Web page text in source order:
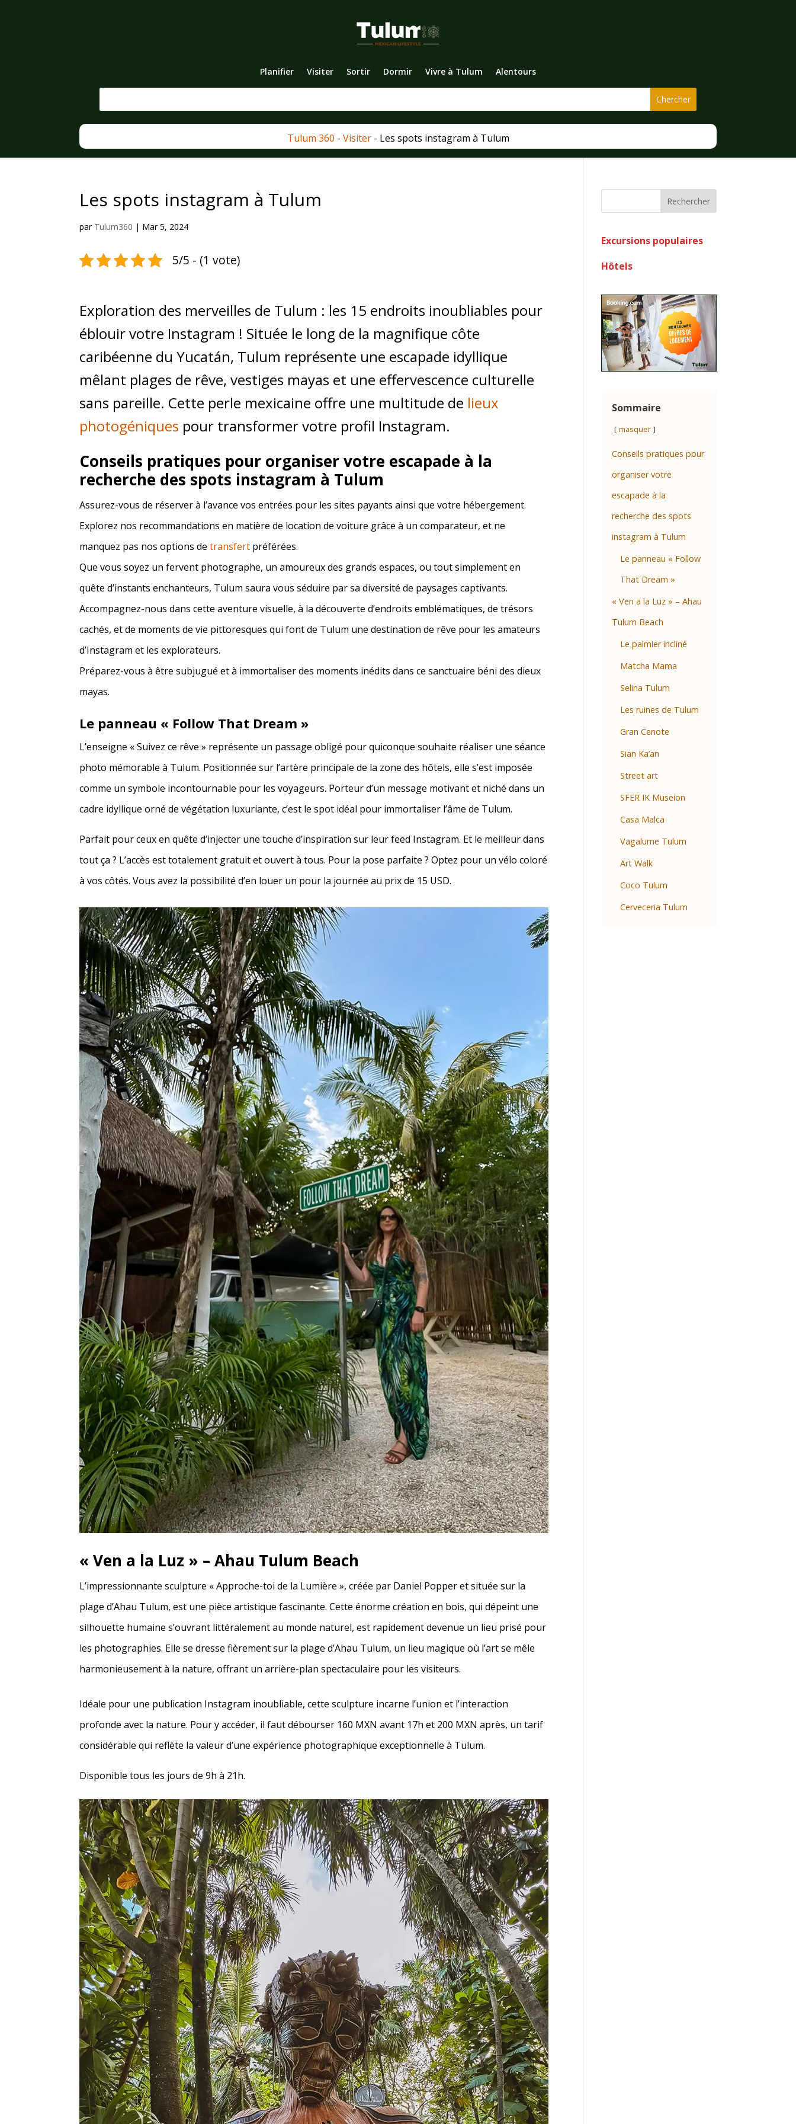
Planifier Visiter Sortir Dormir Vivre à Tulum Alentours
Tulum 360 - Visiter- Les spots instagram à Tulum
Les spots instagram à Tulum
par Tulum360 | Mar 5, 2024
5/5 - (1 vote)
Exploration des merveilles de Tulum : les 15 endroits inoubliables pour
éblouir votre Instagram ! Située le long de la magnifique côte
caribéenne du Yucatán, Tulum représente une escapade idyllique
mêlant plages de rêve, vestiges mayas et une effervescence culturelle
sans pareille. Cette perle mexicaine offre une multitude de lieux
photogéniques pour transformer votre profil Instagram.
Conseils pratiques pour organiser votre escapade à la
recherche des spots instagram à Tulum
Assurez-vous de réserver à l’avance vos entrées pour les sites payants ainsi que votre hébergement.
Explorez nos recommandations en matière de location de voiture grâce à un comparateur, et ne
manquez pas nos options detransfert préférées.
Que vous soyez un fervent photographe, un amoureux des grands espaces, ou tout simplement en
quête d’instants enchanteurs, Tulum saura vous séduire par sa diversité de paysages captivants.
Accompagnez-nous dans cette aventure visuelle, à la découverte d’endroits emblématiques, de trésors
cachés, et de moments de vie pittoresques qui font de Tulum une destination de rêve pour les amateurs
d’Instagram et les explorateurs.
Préparez-vous à être subjugué et à immortaliser des moments inédits dans ce sanctuaire béni des dieux
mayas.
Le panneau « Follow That Dream »
L’enseigne « Suivez ce rêve » représente un passage obligé pour quiconque souhaite réaliser une séance
photo mémorable à Tulum. Positionnée sur l’artère principale de la zone des hôtels, elle s’est imposée
comme un symbole incontournable pour les voyageurs. Porteur d’un message motivant et niché dans un
cadre idyllique orné de végétation luxuriante, c’est le spot idéal pour immortaliser l’âme de Tulum.
Parfait pour ceux en quête d’injecter une touche d’inspiration sur leur feed Instagram. Et le meilleur dans
tout ça ? L’accès est totalement gratuit et ouvert à tous. Pour la pose parfaite ? Optez pour un vélo coloré
à vos côtés. Vous avez la possibilité d’en louer un pour la journée au prix de 15 USD.
« Ven a la Luz » – Ahau Tulum Beach
L’impressionnante sculpture « Approche-toi de la Lumière », créée par Daniel Popper et située sur la
plage d’Ahau Tulum, est une pièce artistique fascinante. Cette énorme création en bois, qui dépeint une
silhouette humaine s’ouvrant littéralement au monde naturel, est rapidement devenue un lieu prisé pour
les photographies. Elle se dresse fièrement sur la plage d’Ahau Tulum, un lieu magique où l’art se mêle
harmonieusement à la nature, offrant un arrière-plan spectaculaire pour les visiteurs.
Idéale pour une publication Instagram inoubliable, cette sculpture incarne l’union et l’interaction
profonde avec la nature. Pour y accéder, il faut débourser 160 MXN avant 17h et 200 MXN après, un tarif
considérable qui reflète la valeur d’une expérience photographique exceptionnelle à Tulum.
Disponible tous les jours de 9h à 21h.
Rechercher
Excursions populaires
Hôtels
Sommaire
masquer
Conseils pratiques pour
organiser votre
escapade à la
recherche des spots
instagram à Tulum
Le panneau « Follow
That Dream »
« Ven a la Luz » – Ahau
Tulum Beach
Le palmier incliné
Matcha Mama
Selina Tulum
Les ruines de Tulum
Gran Cenote
Sian Ka’an
Street art
SFER IK Museion
Casa Malca
Vagalume Tulum
Art Walk
Coco Tulum
Cerveceria Tulum